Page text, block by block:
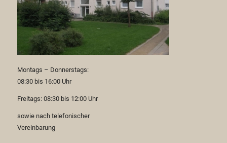
Montags – Donnerstags:
08:30 bis 16:00 Uhr
Freitags: 08:30 bis 12:00 Uhr
sowie nach telefonischer
Vereinbarung